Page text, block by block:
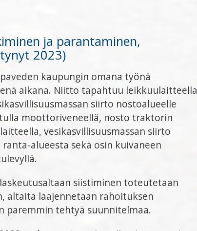
ja parantaminen,
2023)
kaupungin omana työnä
aikana. Niitto tapahtuu leikkuulaitteella
siirto nostoalueelle
moottoriveneellä, nosto traktorin
vesikasvillisuusmassan siirto
alueesta sekä osin kuivaneen
siistiminen toteutetaan
altaita laajennetaan rahoituksen
paremmin tehtyä suunnitelmaa.